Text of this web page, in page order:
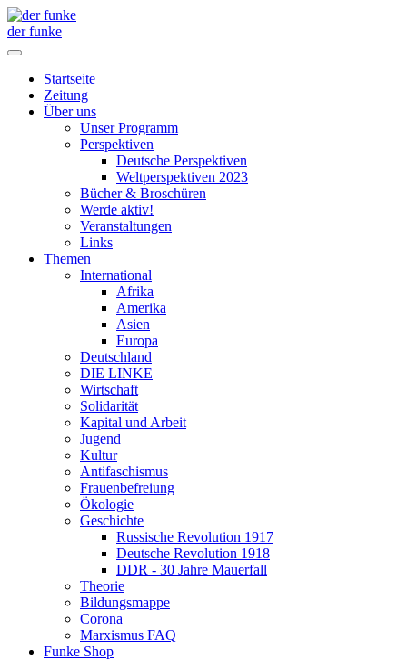
der funke
Startseite
Zeitung
Über uns
Unser Programm
Perspektiven
Deutsche Perspektiven
Weltperspektiven 2023
Bücher & Broschüren
Werde aktiv!
Veranstaltungen
Links
Themen
International
Afrika
Amerika
Asien
Europa
Deutschland
DIE LINKE
Wirtschaft
Solidarität
Kapital und Arbeit
Jugend
Kultur
Antifaschismus
Frauenbefreiung
Ökologie
Geschichte
Russische Revolution 1917
Deutsche Revolution 1918
DDR - 30 Jahre Mauerfall
Theorie
Bildungsmappe
Corona
Marxismus FAQ
Funke Shop